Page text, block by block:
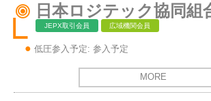
日本ロジテック協同組
JEPX取引会員 広域機関会員
低圧参入予定: 参入予定
MORE